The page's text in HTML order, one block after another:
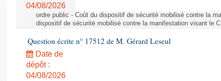
04/08/2026
ordre public - Coût du dispositif de sécurité mobilisé contre la
dispositif de sécurité mobilisé contre la manifestation visant le
Question écrite n° 17512 de M. Gérard Leseul
Date de
dépôt :
04/08/2026